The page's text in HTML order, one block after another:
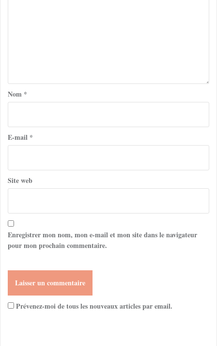
Nom *
E-mail *
Site web
Enregistrer mon nom, mon e-mail et mon site dans le navigateur
pour mon prochain commentaire.
Prévenez-moi de tous les nouveaux articles par email.